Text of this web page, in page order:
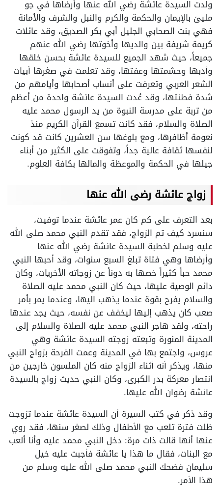
ولدت السيدة عائشة رضي الله عنها وأرضاها في جو
مليئ بالإيمان والحكمة والكرم والنبل والشرف والأمانة
فهي بنت الصحابي الجليل أبي بكر الصديق، وقد عائلات
كريمة شريفة بين والديها وأخوتها رضي الله عنهم
جميعاً، حيث شهد الجميع للسيدة عائشة بحسن خلقها
وأدبها وحشمتها وعفتها، وقد تعلمت في صغرها أبيات
الشعر العربي وتعرفت على أنساب أصحابها وأيامهم من
شدة فطنتها، وقد عُدت السيدة عائشة واحدة من أعظم
من تربة على مدرسة النبوة من يد الرسول محمد عليه
الصلاة والسلام، فقد كانت تسمع القرآن الكريم منذ
نعومة أظافرها، ومع بلوغها سن العشرين كانت قد كونت
لنفسها ثقافة عالية جداً، وتفوقت على الكثير من أبناء
جيلها في الحكمة والموعظة والمالها بكافة العلوم.
زواج عائشة رضى الله عنها
بعد التعرف على كم كان عمر عائشة عندما توفيت،
سنسرد كيف تم الزواج، فقد تقدم النبي محمد صلى الله
عليه وسلم لخطبة السيدة عائشة رضي الله عنها
وأرضاها وهي فتاة تبلغ السبع سنوات، وقد أحبها النبي
محمد حباً كثيراً خصها به دوناً عن زوجاته الأخريات، وكان
دائم الوصية عليها، حيث كان النبي محمد عليه الصلاة
والسلام يفرح بقوة عندما يذهب اليها، وعندما يمر بأمر
صعب كان يذهب إليها ليخفف عن نفسه، حيث يجد عندها
راحته، ولقد هاجر النبي محمد عليه الصلاة والسلام إلى
المدينة المنورة وتبعته زوجته السيدة عائشة وهي
عروس، واجتمع بها في المدينة وعمت الفرحة بزواج النبي
منها، ويذكر أنه أثناء الزواج منه كان الملسون خارجين من
انتصار معركة بدر الكبرى، وكان النبي حديث زواج بالسيدة
عائشة رضوان الله عليها.
وقد ذكر في كتب السيرة أن السيدة عائشة عندما تزوجت
ظلت فترة تلعب مع الأطفال وذلك لصغر سنها، فقد روي
عنها أنها قالت ذات مرة: دخل النبي محمد عليه وأنا ألعب
مع البنات، فقال ما هذا يا عائشة فأجبت عليه خيل
سليمان فضحك النبي محمد صلى الله عليه وسلم من
هذا الأمر.